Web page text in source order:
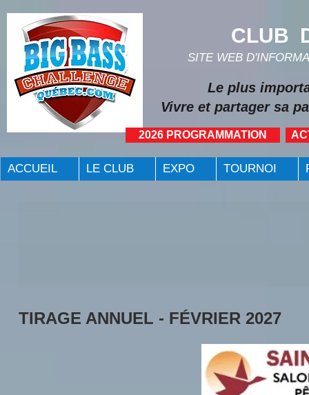
CLUB
SITE WEB
Vivre et partager sa
2026 PROGRAMMATION
Le plus
ACCUEIL LE CLUB EXPO TOURNOI
TIRAGE ANNUEL - FÉVRIER 2027